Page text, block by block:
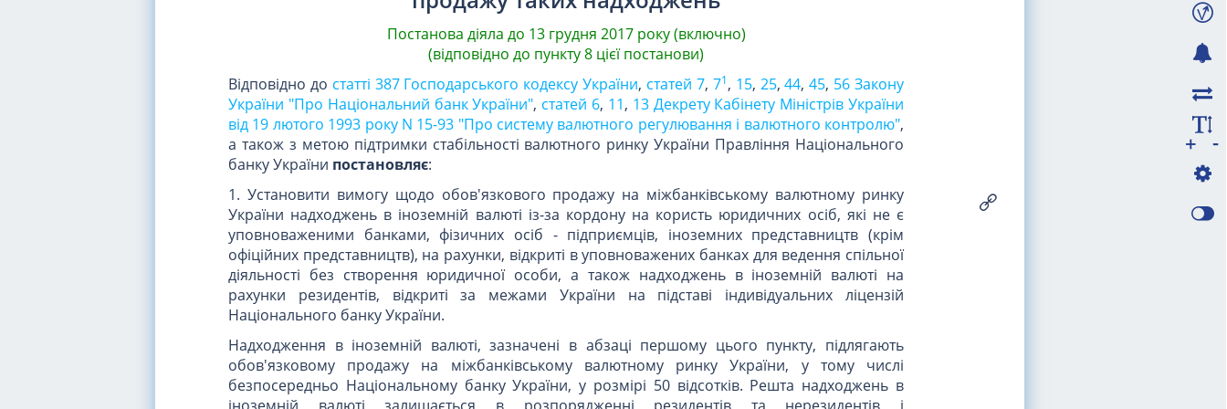
Постанова діяла до 13 грудня 2017 року (включно)
(відповідно до пункту 8 цієї постанови)
Відповідно до статті 387 Господарського кодексу України, статей 7, 71, 15, 25,44,45, 56 Закону
України "Про Національний банк України", статей 6, 11, 13 Декрету Кабінету Міністрів України
від 19 лютого 1993 року N 15-93 "Про систему валютного регулювання і валютного контролю",
а також з метою підтримки стабільності валютного ринку України Правління Національного
банку України постановляє:
1. Установити вимогу щодо обов'язкового продажу на міжбанківському валютному ринку
України надходжень в іноземній валюті із-за кордону на користь юридичних осіб, які не є
уповноваженими банками, фізичних осіб - підприємців, іноземних представництв (крім
офіційних представництв), на рахунки, відкриті в уповноважених банках для ведення спільної
діяльності без створення юридичної особи, а також надходжень в іноземній валюті на
рахунки резидентів, відкриті за межами України на підставі індивідуальних ліцензій
Національного банку України.
Надходження в іноземній валюті, зазначені в абзаці першому цього пункту, підлягають
обов'язковому продажу на міжбанківському валютному ринку України, у тому числі
безпосередньо Національному банку України, у розмірі 50 відсотків. Решта надходжень в
-
+